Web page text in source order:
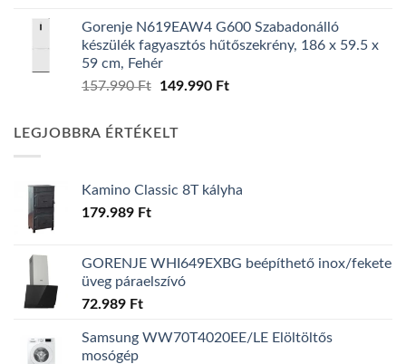
was:
139.990 Ft.
is:
119.990 Ft.
Gorenje N619EAW4 G600 Szabadonálló
készülék fagyasztós hűtőszekrény, 186 x 59.5 x
59 cm, Fehér
157.990Ft
Original
157.990 Ft.
149.990 FtCurrent
LEGJOBBRA ÉRTÉKELT
Kamino Classic 8T kályha
179.989 Ft
GORENJE WHI649EXBG beépíthető inox/fekete
üveg páraelszívó
72.989 Ft
Samsung WW70T4020EE/LE Elöltöltős
mosógép